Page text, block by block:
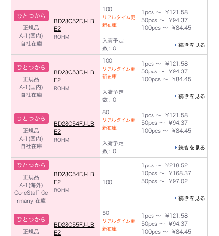
ひとつから
正規品
A-1(国内)
自社在庫
BD28C52FJ-LB
E2
ROHM
100
リアルタイム更
新在庫
入荷予定
数 : 0
1pcs ～ ¥121.58
50pcs ～ ¥94.37
100pcs ～ ¥84.45
続きを見る
ひとつから
正規品
A-1(国内)
自社在庫
BD28C53FJ-LB
E2
ROHM
100
リアルタイム更
新在庫
入荷予定
数 : 0
1pcs ～ ¥121.58
50pcs ～ ¥94.37
100pcs ～ ¥84.45
続きを見る
ひとつから
正規品
A-1(国内)
自社在庫
BD28C54FJ-LB
E2
ROHM
80
リアルタイム更
新在庫
入荷予定
数 : 0
1pcs ～ ¥121.58
50pcs ～ ¥94.37
100pcs ～ ¥84.45
続きを見る
ひとつから
正規品
A-1(海外)
CoreStaff Ge
rmany 在庫
BD28C54FJ-LB
E2
ROHM
100
1pcs ～ ¥218.52
10pcs ～ ¥168.37
50pcs ～ ¥97.02
続きを見る
ひとつから
正規品
BD28C55FJ-LB
E2
50
リアルタイム更
新在庫
1pcs ～ ¥121.58
50pcs ～ ¥94.37
100pcs ～ ¥84.45